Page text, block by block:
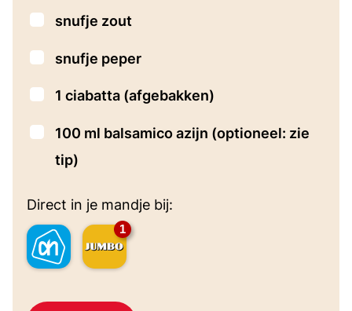
▢
snufje zout
▢
snufje peper
▢
1 ciabatta (afgebakken)
▢
100 ml balsamico azijn (optioneel: zie
tip)
Direct in je mandje bij:
1